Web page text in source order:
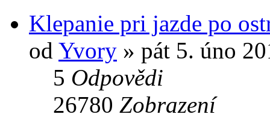
Klepanie pri jazde po
od Yvory » pát 5. úno
5 Odpovědi
26780 Zobrazení